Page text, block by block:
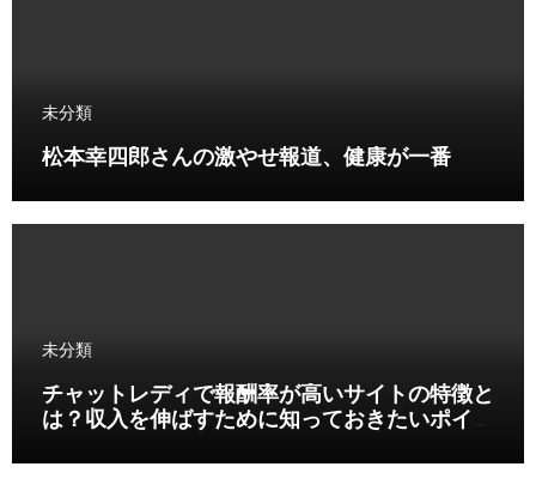
未分類
松本幸四郎さんの激やせ報道、健康が一番
未分類
チャットレディで報酬率が高いサイトの特徴と
は？収入を伸ばすために知っておきたいポイン